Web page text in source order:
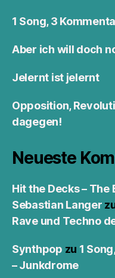
1 Song, 3
Aber ich will doch
Jelernt ist jelernt
Opposition,
dagegen!
Neueste
Hit the Decks – The
Sebastian Langer
Rave und Techno
Synthpop zu 1
– Junkdrome